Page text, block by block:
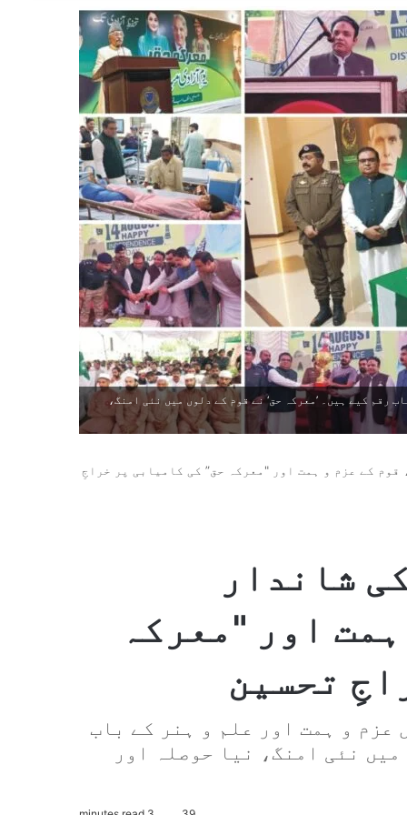
رقم کیے ہیں۔ ’معرکہ حق‘ نے قوم کے دلوں میں نئی امنگ،
کے عزم و ہمت اور "معرکہ حق” کی کامیابی پر خراجِ
شاندار
اور "معرکہ
تحسین
عزم و ہمت اور علم و ہنر کے باب
میں نئی امنگ، نیا حوصلہ اور